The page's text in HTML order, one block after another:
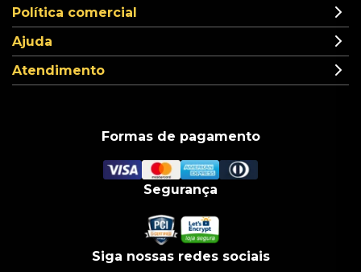
Política comercial
Ajuda
Atendimento
Formas de pagamento
Segurança
Siga nossas redes sociais